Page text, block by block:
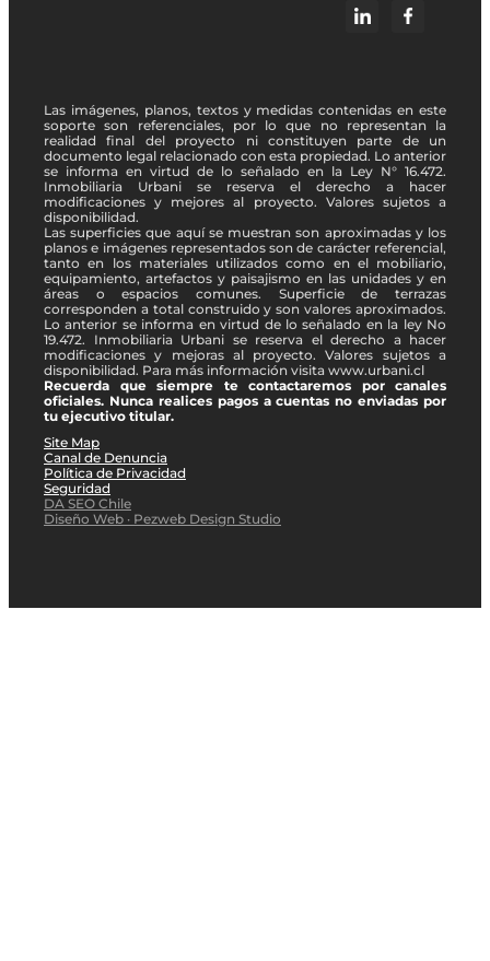
Las imágenes, planos, textos y medidas contenidas en este
soporte son referenciales, por lo que no representan la
realidad final del proyecto ni constituyen parte de un
documento legal relacionado con esta propiedad. Lo anterior
se informa en virtud de lo señalado en la Ley N° 16.472.
Inmobiliaria Urbani se reserva el derecho a hacer
modificaciones y mejores al proyecto. Valores sujetos a
disponibilidad.
Las superficies que aquí se muestran son aproximadas y los
planos e imágenes representados son de carácter referencial,
tanto en los materiales utilizados como en el mobiliario,
equipamiento, artefactos y paisajismo en las unidades y en
áreas o espacios comunes. Superficie de terrazas
corresponden a total construido y son valores aproximados.
Lo anterior se informa en virtud de lo señalado en la ley No
19.472. Inmobiliaria Urbani se reserva el derecho a hacer
modificaciones y mejoras al proyecto. Valores sujetos a
disponibilidad. Para más información visita www.urbani.cl
Recuerda que siempre te contactaremos por canales
oficiales. Nunca realices pagos a cuentas no enviadas por
tu ejecutivo titular.
Site Map
Canal de Denuncia
Política de Privacidad
Seguridad
DA SEO Chile
Diseño Web · Pezweb Design Studio